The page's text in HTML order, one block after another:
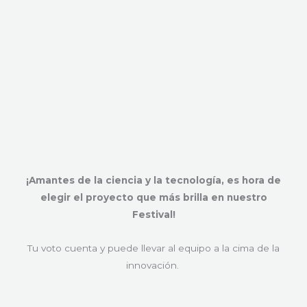
¡Amantes de la ciencia y la tecnología, es hora de
elegir el proyecto que más brilla en nuestro
Festival!
Tu voto cuenta y puede llevar al equipo a la cima de la
innovación.